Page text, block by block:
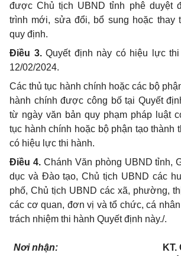
được Chủ tịch UBND tỉnh phê duyệt
trình mới, sửa đổi, bổ sung hoặc thay
quy định.
Điều 3.Quyết định này có hiệu lực
12/02/2024.
Các thủ tục hành chính hoặc các bộ
hành chính được công bố tại Quyết
từ ngày văn bản quy phạm pháp luật
tục hành chính hoặc bộ phận tạo thành
có hiệu lực thi hành.
Điều 4.Chánh Văn phòng UBND tỉnh,
dục và Đào tạo, Chủ tịch UBND các
phố, Chủ tịch UBND các xã, phường,
các cơ quan, đơn vị và tổ chức, cá
trách nhiệm thi hành Quyết định này./.
Nơi nhận:
KT.